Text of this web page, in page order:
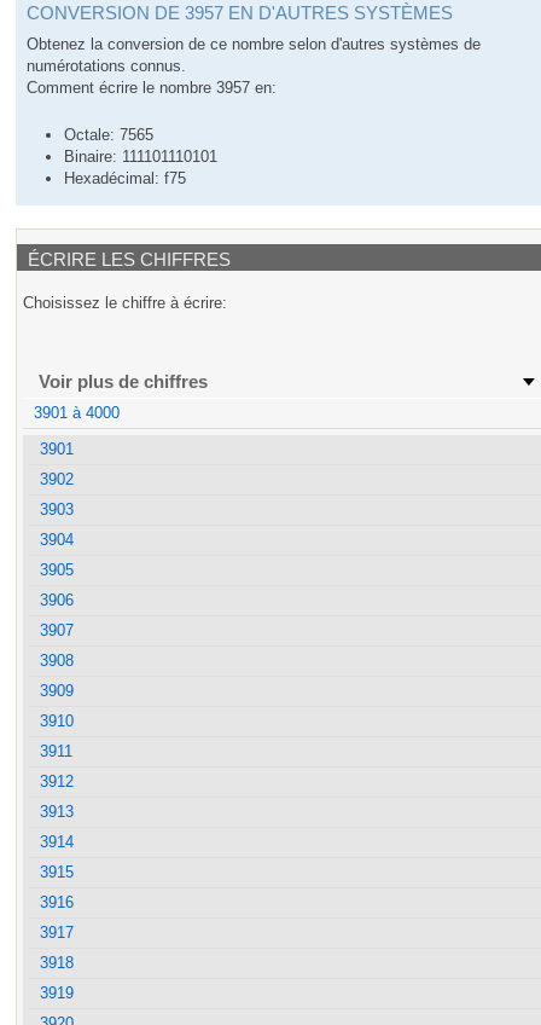
CONVERSION DE 3957 EN D'AUTRES SYSTÈMES
Obtenez la conversion de ce nombre selon d'autres systèmes de
numérotations connus.
Comment écrire le nombre 3957 en:
Octale: 7565
Binaire: 111101110101
Hexadécimal: f75
ÉCRIRE LES CHIFFRES
Choisissez le chiffre à écrire:
Voir plus de chiffres
3901 à 4000
3901
3902
3903
3904
3905
3906
3907
3908
3909
3910
3911
3912
3913
3914
3915
3916
3917
3918
3919